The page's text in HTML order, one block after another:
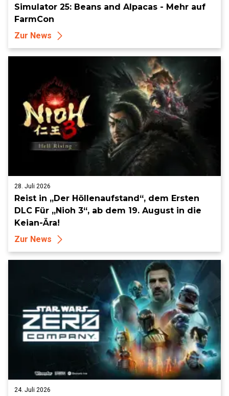
Simulator 25: Beans and Alpacas - Mehr auf
FarmCon
Zur News
28. Juli 2026
Reist in „Der Höllenaufstand“, dem Ersten
DLC Für „Nioh 3“, ab dem 19. August in die
Keian-Ära!
Zur News
24. Juli 2026